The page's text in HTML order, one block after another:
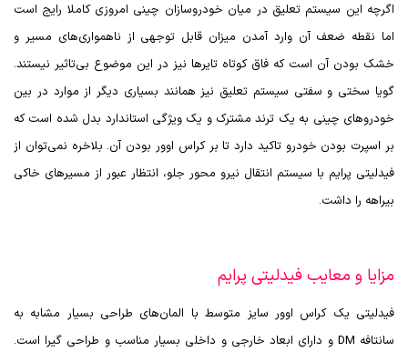
اگرچه این سیستم تعلیق در میان خودروسازان چینی امروزی کاملا رایج است
اما نقطه ضعف آن وارد آمدن میزان قابل توجهی از ناهمواری‌های مسیر و
خشک بودن آن است که فاق کوتاه تایرها نیز در این موضوع بی‌تاثیر نیستند.
گویا سختی و سفتی سیستم تعلیق نیز همانند بسیاری دیگر از موارد در بین
خودروهای چینی به یک ترند مشترک و یک ویژگی استاندارد بدل شده است که
بر اسپرت بودن خودرو تاکید دارد تا بر کراس اوور بودن آن. بلاخره نمی‌توان از
فیدلیتی پرایم با سیستم انتقال نیرو محور جلو، انتظار عبور از مسیرهای خاکی
بیراهه را داشت.
مزایا و معایب فیدلیتی پرایم
فیدلیتی یک کراس اوور سایز متوسط با المان‌های طراحی بسیار مشابه به
سانتافه DM و دارای ابعاد خارجی و داخلی بسیار مناسب و طراحی گیرا است.